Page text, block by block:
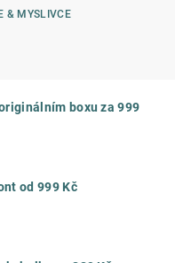
& MYSLIVCE
boxu za 999
od 999 Kč